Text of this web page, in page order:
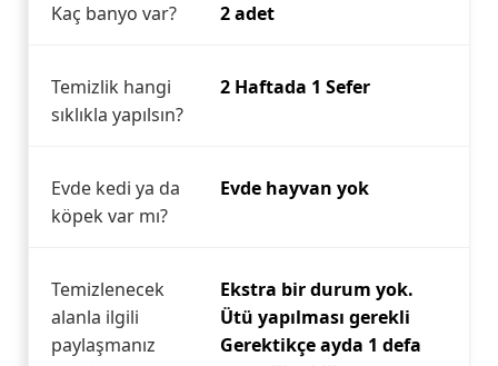
Kaç banyo var? 2 adet
Temizlik hangi
sıklıkla yapılsın?
2 Haftada 1 Sefer
Evde kedi ya da
köpek var mı?
Evde hayvan yok
Temizlenecek
alanla ilgili
paylaşmanız
Ekstra bir durum yok.
Ütü yapılması gerekli
Gerektikçe ayda 1 defa